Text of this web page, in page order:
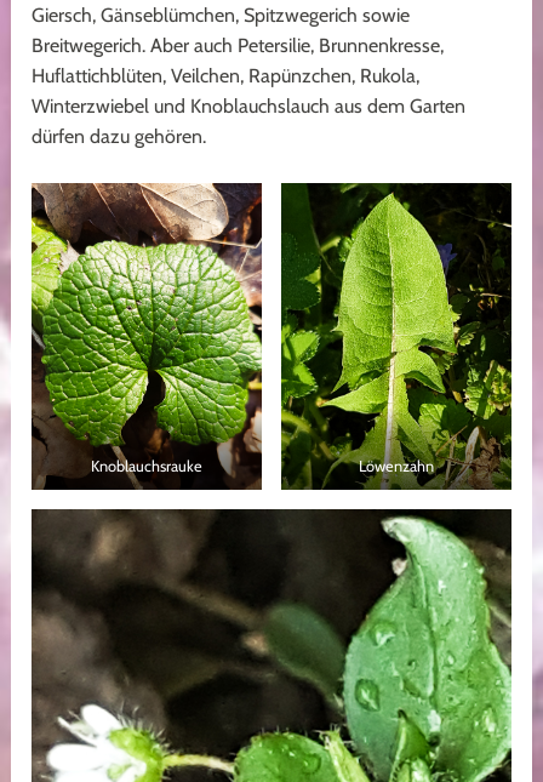
Giersch, Gänseblümchen, Spitzwegerich sowie
Breitwegerich.Aber auch Petersilie, Brunnenkresse,
Huflattichblüten, Veilchen, Rapünzchen, Rukola,
Winterzwiebel und Knoblauchslauch aus dem Garten
dürfen dazu gehören.
Knoblauchsrauke Löwenzahn